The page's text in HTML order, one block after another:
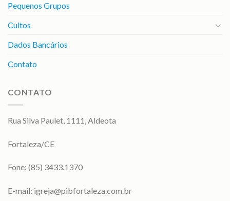
Pequenos Grupos
Cultos
Dados Bancários
Contato
CONTATO
Rua Silva Paulet, 1111, Aldeota
Fortaleza/CE
Fone: (85) 3433.1370
E-mail: igreja@pibfortaleza.com.br